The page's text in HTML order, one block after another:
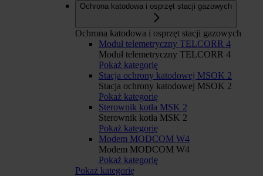
Ochrona katodowa i osprzęt stacji gazowych
Ochrona katodowa i osprzęt stacji gazowych
Moduł telemetryczny TELCORR 4
Moduł telemetryczny TELCORR 4
Pokaż kategorię
Stacja ochrony katodowej MSOK 2
Stacja ochrony katodowej MSOK 2
Pokaż kategorię
Sterownik kotła MSK 2
Sterownik kotła MSK 2
Pokaż kategorię
Modem MODCOM W4
Modem MODCOM W4
Pokaż kategorię
Pokaż kategorię